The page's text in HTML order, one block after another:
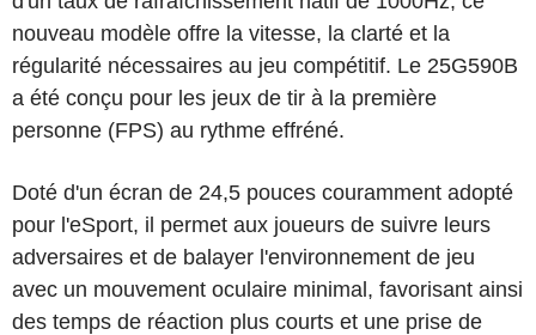
nouveau modèle offre la vitesse, la clarté et la
régularité nécessaires au jeu compétitif. Le 25G590B
a été conçu pour les jeux de tir à la première
personne (FPS) au rythme effréné.
Doté d'un écran de 24,5 pouces couramment adopté
pour l'eSport, il permet aux joueurs de suivre leurs
adversaires et de balayer l'environnement de jeu
avec un mouvement oculaire minimal, favorisant ainsi
des temps de réaction plus courts et une prise de